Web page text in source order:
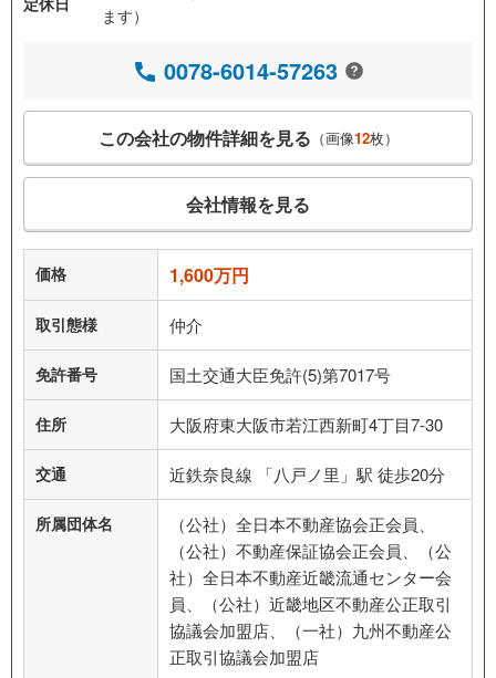
ます）
0078-6014-57263
この会社の物件詳細を見る （画像12枚）
会社情報を見る
価格 1,600万円
取引態様 仲介
免許番号 国土交通大臣免許(5)第7017号
住所 大阪府東大阪市若江西新町4丁目7-30
交通 近鉄奈良線 「八戸ノ里」駅 徒歩20分
所属団体名
（公社）全日本不動産協会正会員、
（公社）不動産保証協会正会員、（公
社）全日本不動産近畿流通センター会
員、（公社）近畿地区不動産公正取引
協議会加盟店、（一社）九州不動産公
正取引協議会加盟店